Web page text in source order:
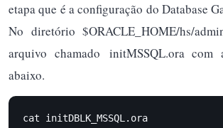
etapa que é a configuração do Database
No diretório $ORACLE_HOME/hs/
arquivo chamado initMSSQL.ora com
abaixo.
cat initDBLK_MSSQL.ora